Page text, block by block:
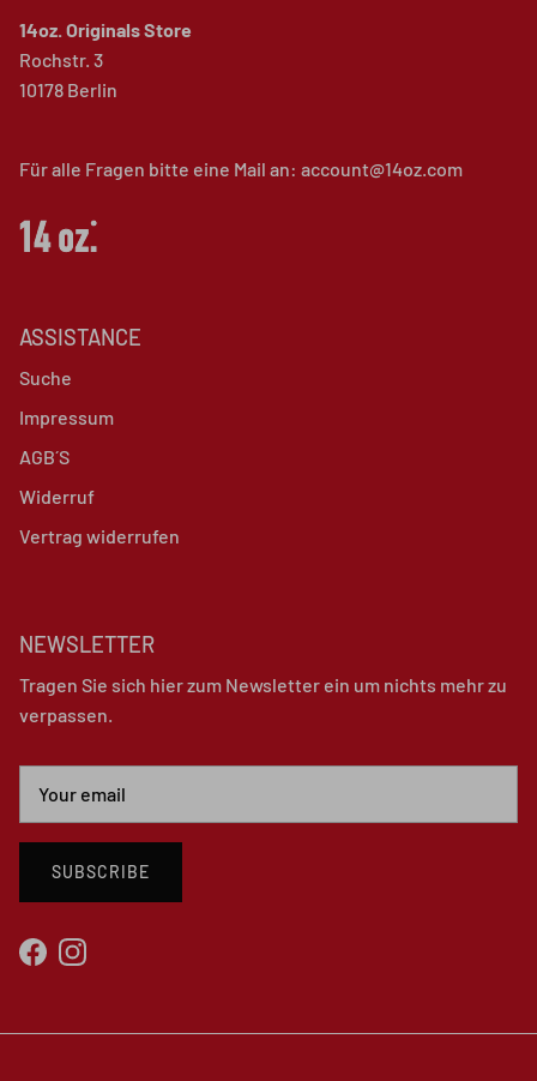
14oz. Originals Store
Rochstr. 3
10178 Berlin
Für alle Fragen bitte eine Mail an: account@14oz.com
ASSISTANCE
Suche
Impressum
AGB´S
Widerruf
Vertrag widerrufen
NEWSLETTER
Tragen Sie sich hier zum Newsletter ein um nichts mehr zu
verpassen.
SUBSCRIBE
FacebookInstagram